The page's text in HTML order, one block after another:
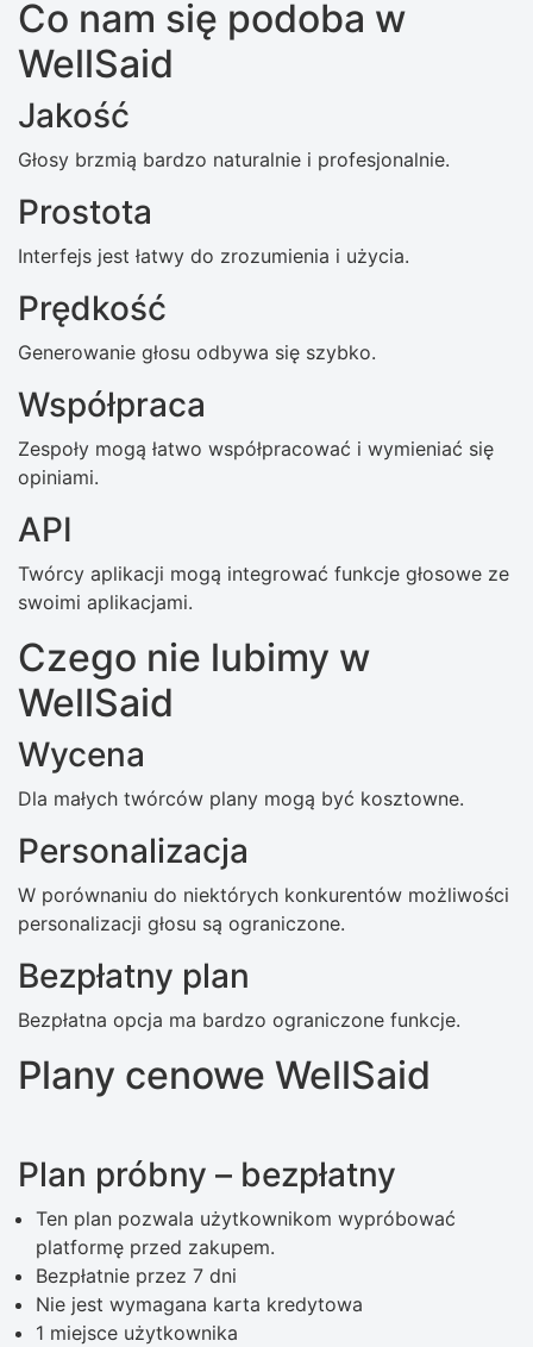
Co nam się podoba w
WellSaid
Jakość
Głosy brzmią bardzo naturalnie i profesjonalnie.
Prostota
Interfejs jest łatwy do zrozumienia i użycia.
Prędkość
Generowanie głosu odbywa się szybko.
Współpraca
Zespoły mogą łatwo współpracować i wymieniać się
opiniami.
API
Twórcy aplikacji mogą integrować funkcje głosowe ze
swoimi aplikacjami.
Czego nie lubimy w
WellSaid
Wycena
Dla małych twórców plany mogą być kosztowne.
Personalizacja
W porównaniu do niektórych konkurentów możliwości
personalizacji głosu są ograniczone.
Bezpłatny plan
Bezpłatna opcja ma bardzo ograniczone funkcje.
Plany cenowe WellSaid
Plan próbny – bezpłatny
Ten plan pozwala użytkownikom wypróbować
platformę przed zakupem.
Bezpłatnie przez 7 dni
Nie jest wymagana karta kredytowa
1 miejsce użytkownika